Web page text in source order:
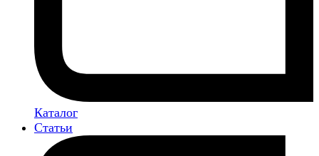
Каталог
Статьи